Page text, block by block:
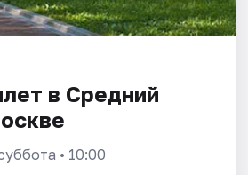
в Средний
• 10:00